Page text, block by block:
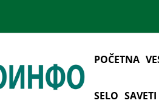
POČETNA
SELO SAVETI